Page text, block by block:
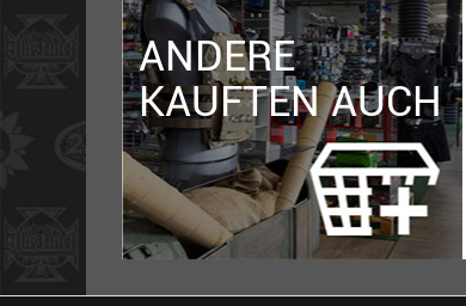
ANDERE
KAUFTEN AUCH